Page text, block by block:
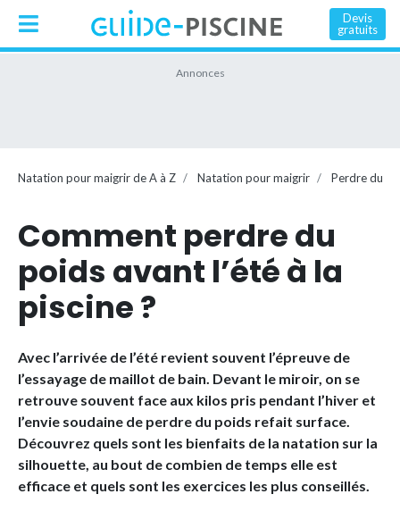
Devis
gratuits
Natation pour maigrir de A à Z Natation pour maigrir Perdre du
Comment perdre du
poids avant l’été à la
piscine ?
Avec l’arrivée de l’été revient souvent l’épreuve de
l’essayage de maillot de bain. Devant le miroir, on se
retrouve souvent face aux kilos pris pendant l’hiver et
l’envie soudaine de perdre du poids refait surface.
Découvrez quels sont les bienfaits de la natation sur la
silhouette, au bout de combien de temps elle est
efficace et quels sont les exercices les plus conseillés.